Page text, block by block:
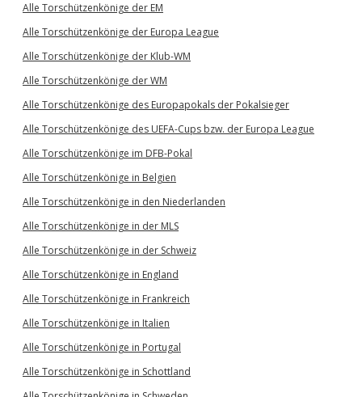
Alle Torschützenkönige der EM
Alle Torschützenkönige der Europa League
Alle Torschützenkönige der Klub-WM
Alle Torschützenkönige der WM
Alle Torschützenkönige des Europapokals der Pokalsieger
Alle Torschützenkönige des UEFA-Cups bzw. der Europa League
Alle Torschützenkönige im DFB-Pokal
Alle Torschützenkönige in Belgien
Alle Torschützenkönige in den Niederlanden
Alle Torschützenkönige in der MLS
Alle Torschützenkönige in der Schweiz
Alle Torschützenkönige in England
Alle Torschützenkönige in Frankreich
Alle Torschützenkönige in Italien
Alle Torschützenkönige in Portugal
Alle Torschützenkönige in Schottland